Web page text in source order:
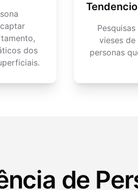
dos
vieses
personas
de